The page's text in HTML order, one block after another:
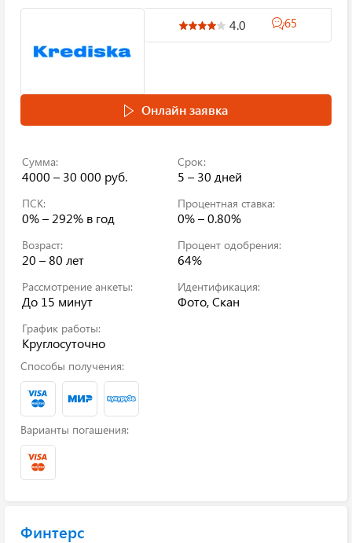
4.0 65
Онлайн заявка
Сумма:
4000 – 30 000 руб.
Срок:
5 – 30 дней
ПСК:
0% – 292% в год
Процентная ставка:
0% – 0.80%
Возраст:
20 – 80 лет
Процент одобрения:
64%
Рассмотрение анкеты:
До 15 минут
Идентификация:
Фото, Скан
График работы:
Круглосуточно
Способы получения:
Варианты погашения:
Финтерс